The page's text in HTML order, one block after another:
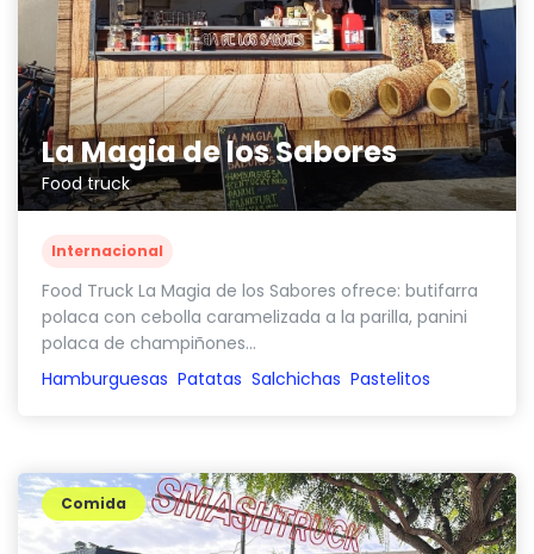
La Magia de los Sabores
Food truck
Internacional
Food Truck La Magia de los Sabores ofrece: butifarra
polaca con cebolla caramelizada a la parilla, panini
polaca de champiñones...
Hamburguesas Patatas Salchichas Pastelitos
Comida